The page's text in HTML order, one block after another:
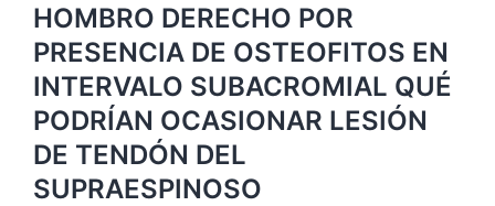
HOMBRO DERECHO POR
PRESENCIA DE OSTEOFITOS EN
INTERVALO SUBACROMIAL QUÉ
PODRÍAN OCASIONAR LESIÓN
DE TENDÓN DEL
SUPRAESPINOSO